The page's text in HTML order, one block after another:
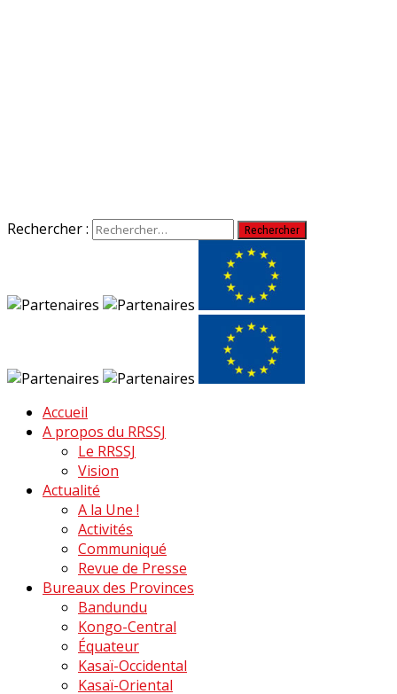
Rechercher :
Accueil
A propos du RRSSJ
Le RRSSJ
Vision
Actualité
A la Une !
Activités
Communiqué
Revue de Presse
Bureaux des Provinces
Bandundu
Kongo-Central
Équateur
Kasaï-Occidental
Kasaï-Oriental